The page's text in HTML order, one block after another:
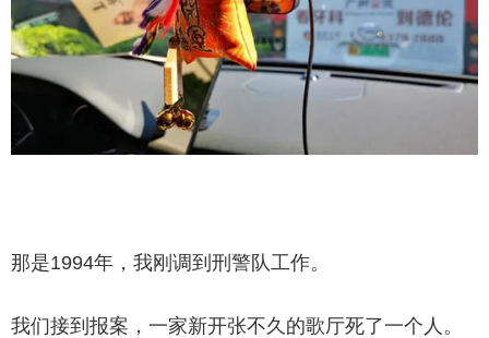
那是1994年，我刚调到刑警队工作。
我们接到报案，一家新开张不久的歌厅死了一个人。